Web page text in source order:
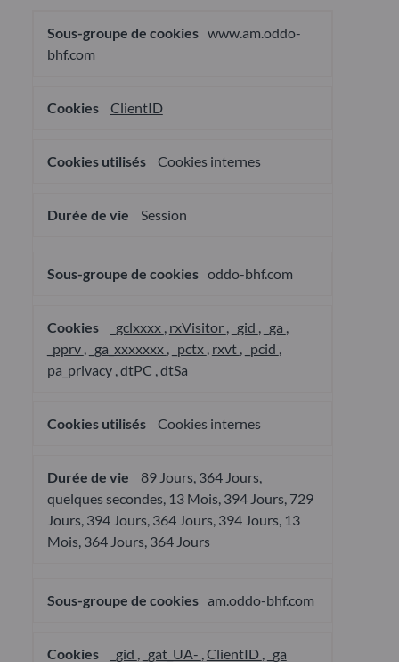
mesure
www.am.oddo-
bhf.com
ClientID
Cookies internes
Session
oddo-bhf.com
_gclxxxx , rxVisitor , _gid , _ga ,
_pprv , _ga_xxxxxxx , _pctx , rxvt , _pcid ,
pa_privacy ,dtPC ,dtSa
Cookies internes
89 Jours, 364 Jours,
quelques secondes, 13 Mois, 394 Jours, 729
Jours, 394 Jours, 364 Jours, 394 Jours, 13
Mois, 364 Jours, 364 Jours
am.oddo-bhf.com
_gid , _gat_UA- ,ClientID , _ga